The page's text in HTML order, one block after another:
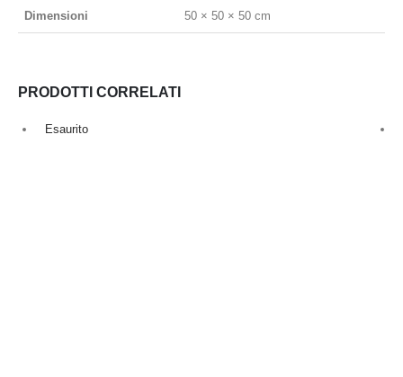
Dimensioni 50 × 50 × 50 cm
PRODOTTI CORRELATI
Esaurito